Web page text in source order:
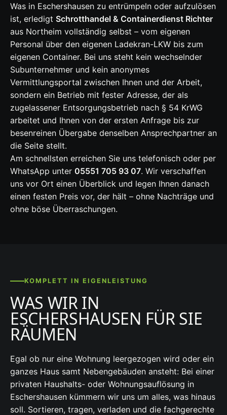
Was in Eschershausen zu entrümpeln oder aufzulösen
ist, erledigt Schrotthandel & Containerdienst Richter
aus Northeim vollständig selbst – vom eigenen
Personal über den eigenen Ladekran-LKW bis zum
eigenen Container. Bei uns steht kein wechselnder
Subunternehmer und kein anonymes
Vermittlungsportal zwischen Ihnen und der Arbeit,
sondern ein Betrieb mit fester Adresse, der als
zugelassener Entsorgungsbetrieb nach § 54 KrWG
arbeitet und Ihnen von der ersten Anfrage bis zur
besenreinen Übergabe denselben Ansprechpartner an
die Seite stellt.
Am schnellsten erreichen Sie uns telefonisch oder per
WhatsApp unter 05551 705 93 07. Wir verschaffen
uns vor Ort einen Überblick und legen Ihnen danach
einen festen Preis vor, der hält – ohne Nachträge und
ohne böse Überraschungen.
KOMPLETT IN EIGENLEISTUNG
WAS WIR IN
ESCHERSHAUSEN FÜR SIE
RÄUMEN
Egal ob nur eine Wohnung leergezogen wird oder ein
ganzes Haus samt Nebengebäuden ansteht: Bei einer
privaten Haushalts- oder Wohnungsauflösung in
Eschershausen kümmern wir uns um alles, was hinaus
soll. Sortieren, tragen, verladen und die fachgerechte